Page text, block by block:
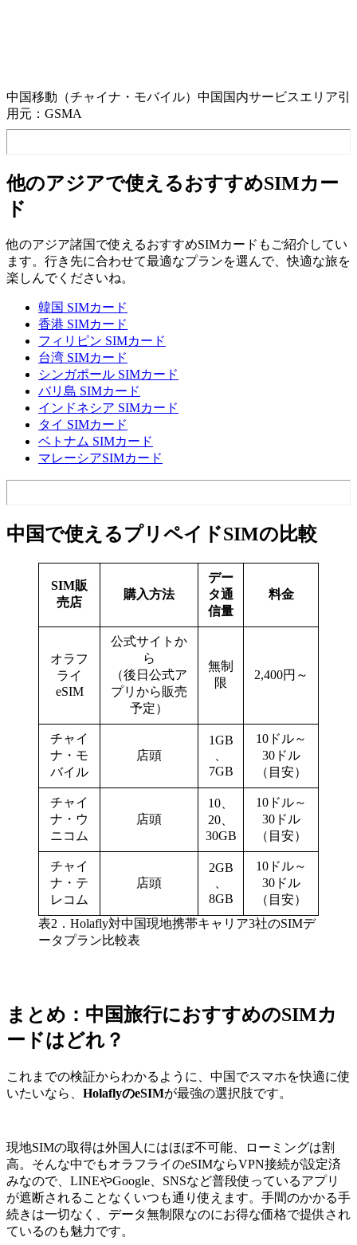
中国移動（チャイナ・モバイル）中国国内サービスエリア引
用元：GSMA
他のアジアで使えるおすすめSIMカー
ド
他のアジア諸国で使えるおすすめSIMカードもご紹介してい
ます。行き先に合わせて最適なプランを選んで、快適な旅を
楽しんでくださいね。
韓国 SIMカード
香港 SIMカード
フィリピン SIMカード
台湾 SIMカード
シンガポール SIMカード
バリ島 SIMカード
インドネシア SIMカード
タイ SIMカード
ベトナム SIMカード
マレーシアSIMカード
中国で使えるプリペイドSIMの比較
SIM販
売店
購入方法
デー
タ通
信量
料金
オラフ
ライ
eSIM
公式サイトか
ら
（後日公式ア
プリから販売
予定）
無制
限
2,400円～
チャイ
ナ・モ
バイル
店頭
1GB
7GB
10ドル～
30ドル
（目安）
チャイ
ナ・ウ
ニコム
店頭
10、
20、
30GB
10ドル～
30ドル
（目安）
チャイ
ナ・テ
レコム
店頭
2GB
8GB
10ドル～
30ドル
（目安）
表2．Holafly対中国現地携帯キャリア3社のSIMデ
ータプラン比較表
まとめ：中国旅行におすすめのSIMカ
ードはどれ？
これまでの検証からわかるように、中国でスマホを快適に使
いたいなら、 HolaflyのeSIMが最強の選択肢です。
現地SIMの取得は外国人にはほぼ不可能、ローミングは割
高。そんな中でもオラフライのeSIMならVPN接続が設定済
みなので、LINEやGoogle、SNSなど普段使っているアプリ
が遮断されることなくいつも通り使えます。手間のかかる手
続きは一切なく、データ無制限なのにお得な価格で提供され
ているのも魅力です。